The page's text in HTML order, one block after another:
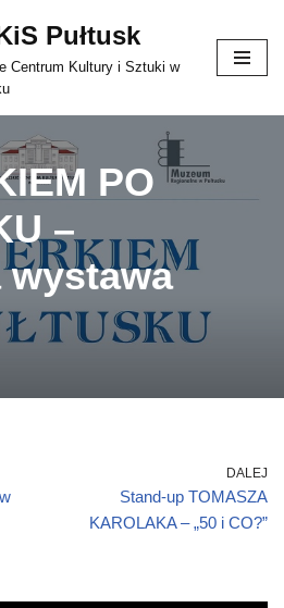
Pułtusk
Centrum Kultury i Sztuki w
PO
–
DALEJ
Stand-up TOMASZA
KAROLAKA – „50 i CO?”